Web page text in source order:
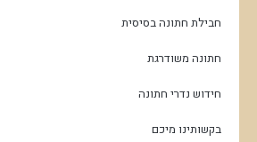
חבילת חתונה בסיסית
חתונה משודרגת
חידוש נדרי חתונה
בקשותינו מיכם